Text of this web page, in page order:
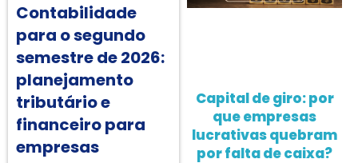
Contabilidade
para o segundo
semestre de 2026:
planejamento
tributário e
financeiro para
empresas
Capital de giro: por
que empresas
lucrativas quebram
por falta de caixa?